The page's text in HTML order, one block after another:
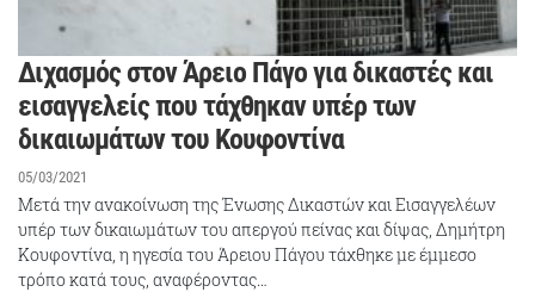
Διχασμός στον Άρειο Πάγο για δικαστές και
εισαγγελείς που τάχθηκαν υπέρ των
δικαιωμάτων του Κουφοντίνα
05/03/2021
Μετά την ανακοίνωση της Ένωσης Δικαστών και Εισαγγελέων
υπέρ των δικαιωμάτων του απεργού πείνας και δίψας, Δημήτρη
Κουφοντίνα, η ηγεσία του Άρειου Πάγου τάχθηκε με έμμεσο
τρόπο κατά τους, αναφέροντας…